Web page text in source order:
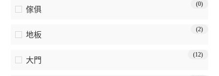
傢俱
(0)
地板
(2)
大門
(12)